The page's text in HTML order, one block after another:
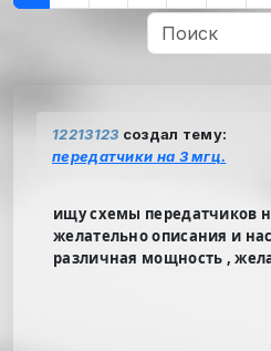
12213123 создал тему:
передатчики на 3 мгц.
ищу схемы передатчиков
желательно описания и
различная мощность ,